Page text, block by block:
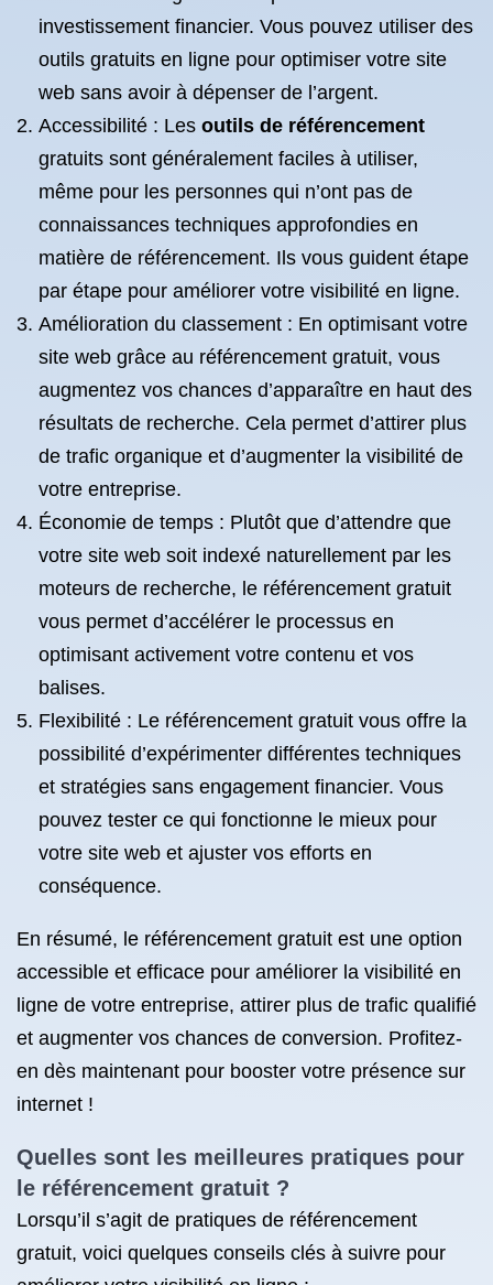
investissement financier. Vous pouvez utiliser des
outils gratuits en ligne pour optimiser votre site
web sans avoir à dépenser de l’argent.
Accessibilité : Les outils de référencement
gratuits sont généralement faciles à utiliser,
même pour les personnes qui n’ont pas de
connaissances techniques approfondies en
matière de référencement. Ils vous guident étape
par étape pour améliorer votre visibilité en ligne.
Amélioration du classement : En optimisant votre
site web grâce au référencement gratuit, vous
augmentez vos chances d’apparaître en haut des
résultats de recherche. Cela permet d’attirer plus
de trafic organique et d’augmenter la visibilité de
votre entreprise.
Économie de temps : Plutôt que d’attendre que
votre site web soit indexé naturellement par les
moteurs de recherche, le référencement gratuit
vous permet d’accélérer le processus en
optimisant activement votre contenu et vos
balises.
Flexibilité : Le référencement gratuit vous offre la
possibilité d’expérimenter différentes techniques
et stratégies sans engagement financier. Vous
pouvez tester ce qui fonctionne le mieux pour
votre site web et ajuster vos efforts en
conséquence.
En résumé, le référencement gratuit est une option
accessible et efficace pour améliorer la visibilité en
ligne de votre entreprise, attirer plus de trafic qualifié
et augmenter vos chances de conversion. Profitez-
en dès maintenant pour booster votre présence sur
internet !
Quelles sont les meilleures pratiques pour
le référencement gratuit ?
Lorsqu’il s’agit de pratiques de référencement
gratuit, voici quelques conseils clés à suivre pour